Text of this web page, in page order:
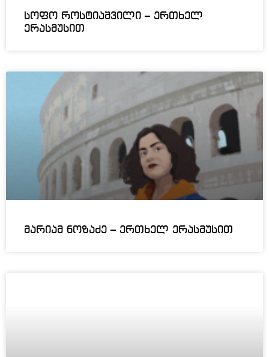
სოფო როსტიაშვილი – ერთხელ
ერასმუსით
მარიამ ნოზაძე – ერთხელ ერასმუსით